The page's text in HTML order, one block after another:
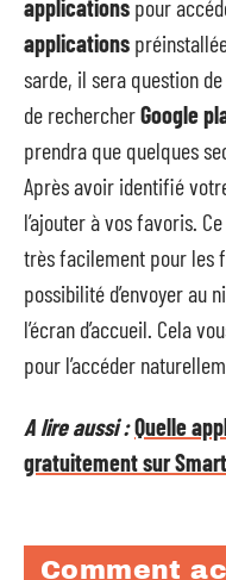
applications pour
applications
sarde, il sera question
de rechercherGoogle
prendra que quelques
Après avoir identifié
l’ajouter à vos favoris.
très facilement pour les
possibilité d’envoyer au
l’écran d’accueil. Cela
pour l’accéder
A lire aussi :Quelle
gratuitement sur
Comment